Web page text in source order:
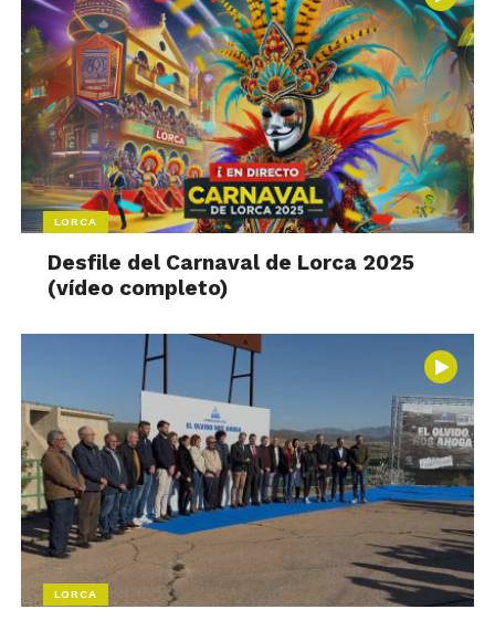
LORCA
Desfile del Carnaval de Lorca 2025
(vídeo completo)
LORCA